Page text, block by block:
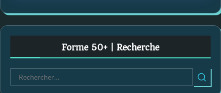
Forme 50+ | Recherche
e